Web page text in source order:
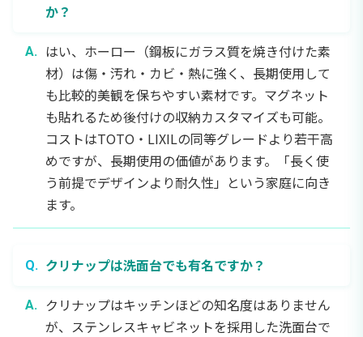
か？
はい、ホーロー（鋼板にガラス質を焼き付けた素
材）は傷・汚れ・カビ・熱に強く、長期使用して
も比較的美観を保ちやすい素材です。マグネット
も貼れるため後付けの収納カスタマイズも可能。
コストはTOTO・LIXILの同等グレードより若干高
めですが、長期使用の価値があります。「長く使
う前提でデザインより耐久性」という家庭に向き
ます。
クリナップは洗面台でも有名ですか？
クリナップはキッチンほどの知名度はありません
が、ステンレスキャビネットを採用した洗面台で